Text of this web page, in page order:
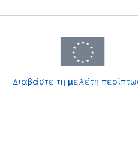
Διαβάστε τη μελέτη